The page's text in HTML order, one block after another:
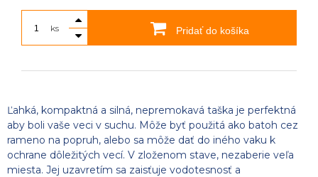
ks Pridať do košíka
Ľahká, kompaktná a silná, nepremokavá taška je perfektná
aby boli vaše veci v suchu. Môže byť použitá ako batoh cez
rameno na popruh, alebo sa môže dať do iného vaku k
ochrane dôležitých vecí. V zloženom stave, nezaberie veľa
miesta. Jej uzavretím sa zaisťuje vodotesnosť a